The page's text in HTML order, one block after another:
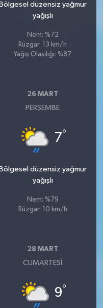
Bölgesel düzensiz yağmur
yağışlı
Nem: %72
Rüzgar: 13 km/h
Yağış Olasılığı: %87
26 MART
PERŞEMBE
7°
Bölgesel düzensiz yağmur
yağışlı
Nem: %79
Rüzgar: 10 km/h
28 MART
CUMARTESI
9°